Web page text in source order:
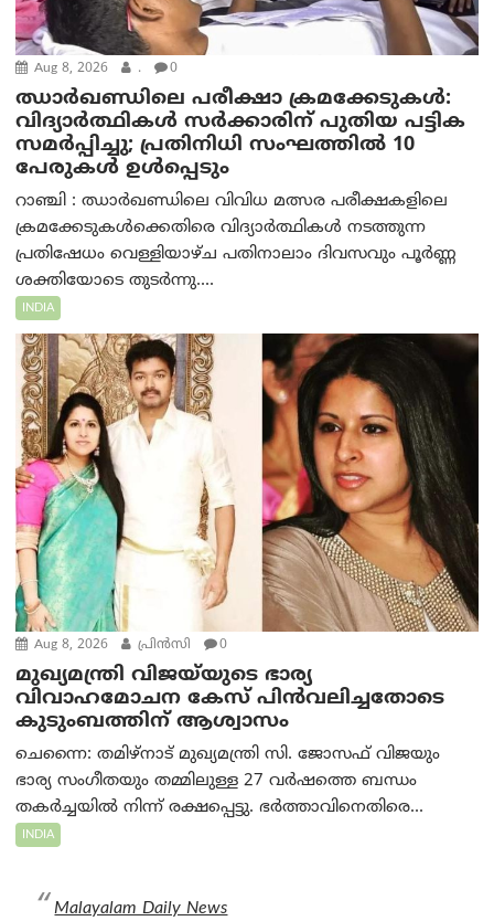
Aug 8, 2026 . 0
ഝാര്‍ഖണ്ഡിലെ പരീക്ഷാ ക്രമക്കേടുകള്‍:
വിദ്യാർത്ഥികൾ സർക്കാരിന് പുതിയ പട്ടിക
സമർപ്പിച്ചു; പ്രതിനിധി സംഘത്തിൽ 10
പേരുകൾ ഉൾപ്പെടും
റാഞ്ചി : ഝാർഖണ്ഡിലെ വിവിധ മത്സര പരീക്ഷകളിലെ
ക്രമക്കേടുകൾക്കെതിരെ വിദ്യാർത്ഥികൾ നടത്തുന്ന
പ്രതിഷേധം വെള്ളിയാഴ്ച പതിനാലാം ദിവസവും പൂർണ്ണ
ശക്തിയോടെ തുടർന്നു....
INDIA
Aug 8, 2026 പ്രിന്‍സി 0
മുഖ്യമന്ത്രി വിജയ്‌യുടെ ഭാര്യ
വിവാഹമോചന കേസ് പിൻവലിച്ചതോടെ
കുടുംബത്തിന് ആശ്വാസം
ചെന്നൈ: തമിഴ്‌നാട് മുഖ്യമന്ത്രി സി. ജോസഫ് വിജയും
ഭാര്യ സംഗീതയും തമ്മിലുള്ള 27 വർഷത്തെ ബന്ധം
തകർച്ചയിൽ നിന്ന് രക്ഷപ്പെട്ടു. ഭർത്താവിനെതിരെ...
INDIA
Malayalam Daily News